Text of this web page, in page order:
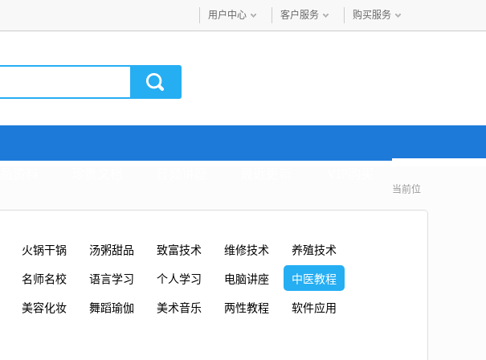
用户中心 客户服务 购买服务
当前位
火锅干锅 汤粥甜品 致富技术 维修技术 养殖技术
名师名校 语言学习 个人学习 电脑讲座 中医教程
美容化妆 舞蹈瑜伽 美术音乐 两性教程 软件应用